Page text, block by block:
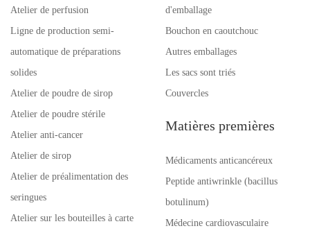
Atelier de perfusion
Ligne de production semi-
automatique de préparations
solides
Atelier de poudre de sirop
Atelier de poudre stérile
Atelier anti-cancer
Atelier de sirop
Atelier de préalimentation des
seringues
Atelier sur les bouteilles à carte
d'emballage
Bouchon en caoutchouc
Autres emballages
Les sacs sont triés
Couvercles
Matières premières
Médicaments anticancéreux
Peptide antiwrinkle (bacillus
botulinum)
Médecine cardiovasculaire